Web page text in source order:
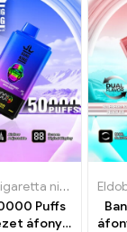
e-cigaretta
Eldobható e-
Eldobható e-cigaretta nikotinnal ,
Puffs
áfonya